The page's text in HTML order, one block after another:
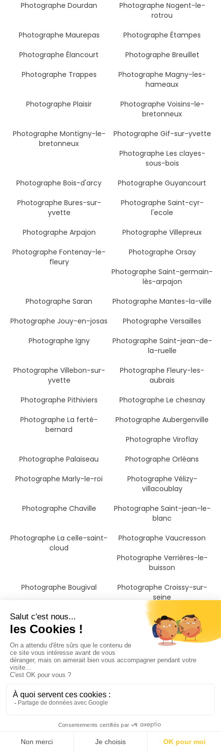
Photographe Dourdan
Photographe Nogent-le-
rotrou
Photographe Maurepas
Photographe Étampes
Photographe Élancourt
Photographe Breuillet
Photographe Trappes
Photographe Magny-les-
hameaux
Photographe Plaisir
Photographe Voisins-le-
bretonneux
Photographe Montigny-le-
bretonneux
Photographe Gif-sur-yvette
Photographe Les clayes-
sous-bois
Photographe Bois-d'arcy
Photographe Guyancourt
Photographe Bures-sur-
yvette
Photographe Saint-cyr-
l'ecole
Photographe Arpajon
Photographe Villepreux
Photographe Fontenay-le-
fleury
Photographe Orsay
Photographe Saint-germain-
lès-arpajon
Photographe Saran
Photographe Mantes-la-ville
Photographe Jouy-en-josas
Photographe Versailles
Photographe Igny
Photographe Saint-jean-de-
la-ruelle
Photographe Villebon-sur-
yvette
Photographe Fleury-les-
aubrais
Photographe Pithiviers
Photographe Le chesnay
Photographe La ferté-
bernard
Photographe Aubergenville
Photographe Viroflay
Photographe Palaiseau
Photographe Orléans
Photographe Marly-le-roi
Photographe Vélizy-
villacoublay
Photographe Chaville
Photographe Saint-jean-le-
blanc
Photographe La celle-saint-
cloud
Photographe Vaucresson
Photographe Verrières-le-
buisson
Photographe Bougival
Photographe Croissy-sur-
seine
Photographe Sèvres
Photographe Ville-d'avray
en-laye
Photographe Châtenay-
malabry
Photographe Garches
Photographe Le pecq
braye
Photographe Eure-et-loir